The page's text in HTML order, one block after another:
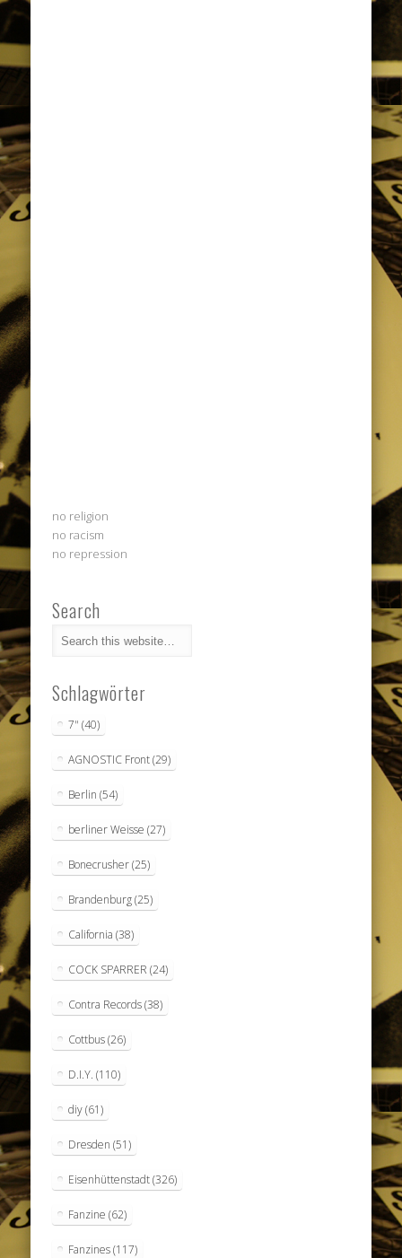
no religion
no racism
no repression
Search
Schlagwörter
7" (40)
AGNOSTIC Front(29)
Berlin (54)
berliner Weisse (27)
Bonecrusher(25)
Brandenburg(25)
California (38)
COCK SPARRER (24)
Contra Records(38)
Cottbus(26)
D.I.Y. (110)
diy(61)
Dresden (51)
Eisenhüttenstadt(326)
Fanzine (62)
Fanzines(117)